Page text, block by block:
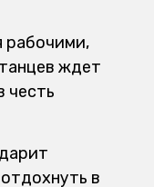
рабочими,
ждет
честь
в